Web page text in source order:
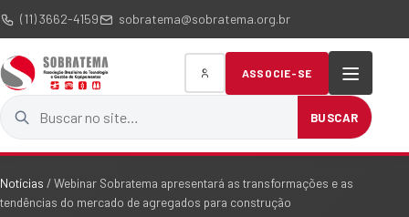
(11) 3662-4159 sobratema@sobratema.org.br
Buscar no site
BUSCAR
ASSOCIE-SE
Notícias /Webinar Sobratema apresentará as transformações e as
tendências do mercado de agregados para construção